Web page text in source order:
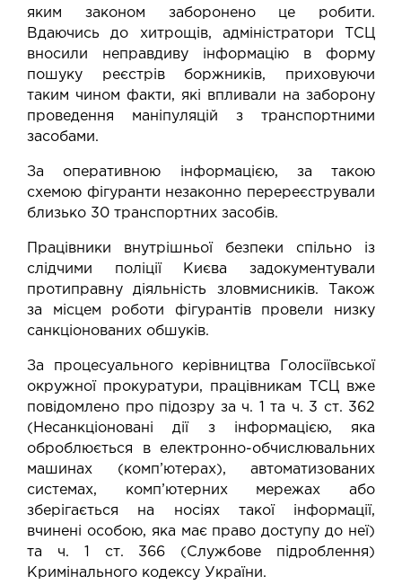
яким законом заборонено це робити.
Вдаючись до хитрощів, адміністратори ТСЦ
вносили неправдиву інформацію в форму
пошуку реєстрів боржників, приховуючи
таким чином факти, які впливали на заборону
проведення маніпуляцій з транспортними
засобами.
За оперативною інформацією, за такою
схемою фігуранти незаконно перереєстрували
близько 30 транспортних засобів.
Працівники внутрішньої безпеки спільно із
слідчими поліції Києва задокументували
протиправну діяльність зловмисників. Також
за місцем роботи фігурантів провели низку
санкціонованих обшуків.
За процесуального керівництва Голосіївської
окружної прокуратури, працівникам ТСЦ вже
повідомлено про підозру за ч. 1 та ч. 3 ст. 362
(Несанкціоновані дії з інформацією, яка
оброблюється в електронно-обчислювальних
машинах (комп’ютерах), автоматизованих
системах, комп’ютерних мережах або
зберігається на носіях такої інформації,
вчинені особою, яка має право доступу до неї)
та ч. 1 ст. 366 (Службове підроблення)
Кримінального кодексу України.